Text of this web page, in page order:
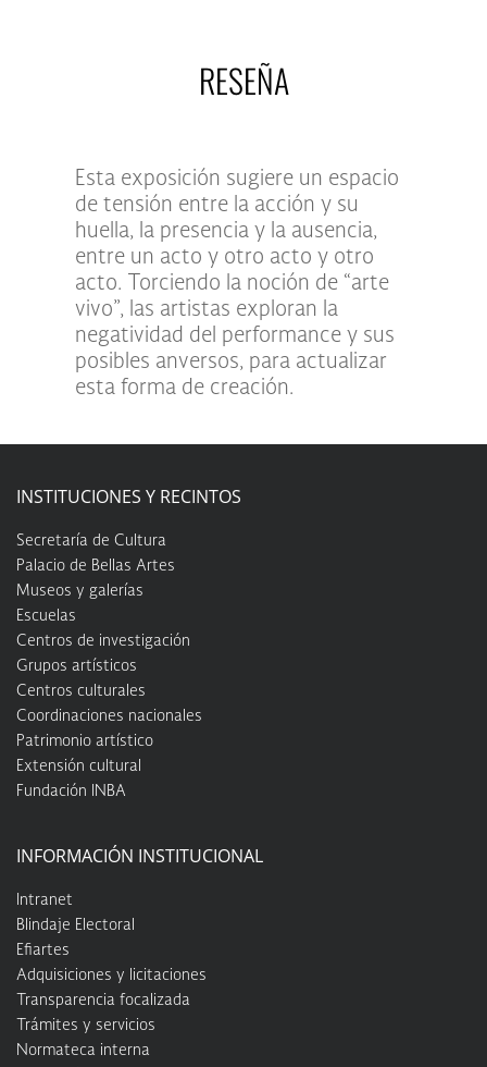
RESEÑA
Esta exposición sugiere un espacio
de tensión entre la acción y su
huella, la presencia y la ausencia,
entre un acto y otro acto y otro
acto. Torciendo la noción de “arte
vivo”, las artistas exploran la
negatividad del performance y sus
posibles anversos, para actualizar
esta forma de creación.
INSTITUCIONES Y RECINTOS
Secretaría de Cultura
Palacio de Bellas Artes
Museos y galerías
Escuelas
Centros de investigación
Grupos artísticos
Centros culturales
Coordinaciones nacionales
Patrimonio artístico
Extensión cultural
Fundación INBA
INFORMACIÓN INSTITUCIONAL
Intranet
Blindaje Electoral
Efiartes
Adquisiciones y licitaciones
Transparencia focalizada
Trámites y servicios
Normateca interna